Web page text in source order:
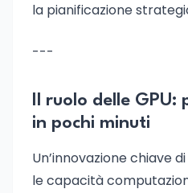
la pianificazione
---
Il ruolo delle
in pochi minuti
Un’innovazione chiave di
le capacità